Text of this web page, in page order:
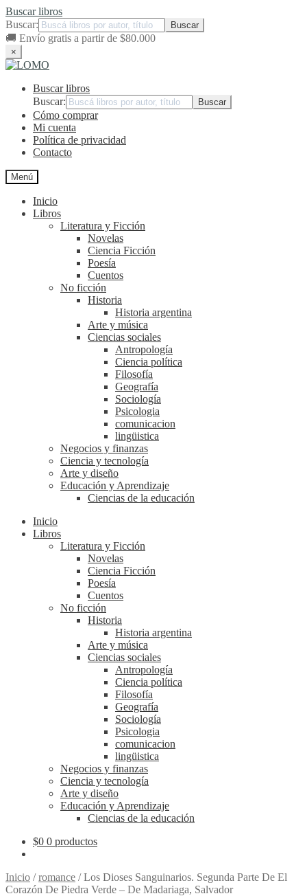
Buscar libros
Buscar:
🚚 Envío gratis a partir de $80.000
×
Ir
navegación
Ir
contenidoBuscar libros
Buscar:
Cómo comprar
Mi cuenta
Política de privacidad
Contacto
Menú
Inicio
Libros
Literatura y Ficción
Novelas
Ciencia Ficción
Poesía
Cuentos
No ficción
Historia
Historia argentina
Arte y música
Ciencias sociales
Antropología
Ciencia política
Filosofía
Geografía
Sociología
Psicologia
comunicacion
lingüistica
Negocios y finanzas
Ciencia y tecnología
Arte y diseño
Educación y Aprendizaje
Ciencias de la educación
Inicio
Libros
Literatura y Ficción
Novelas
Ciencia Ficción
Poesía
Cuentos
No ficción
Historia
Historia argentina
Arte y música
Ciencias sociales
Antropología
Ciencia política
Filosofía
Geografía
Sociología
Psicologia
comunicacion
lingüistica
Negocios y finanzas
Ciencia y tecnología
Arte y diseño
Educación y Aprendizaje
Ciencias de la educación
$0 0 productos
Inicio /romance /Los Dioses Sanguinarios. Segunda Parte De El
Corazón De Piedra Verde – De Madariaga, Salvador